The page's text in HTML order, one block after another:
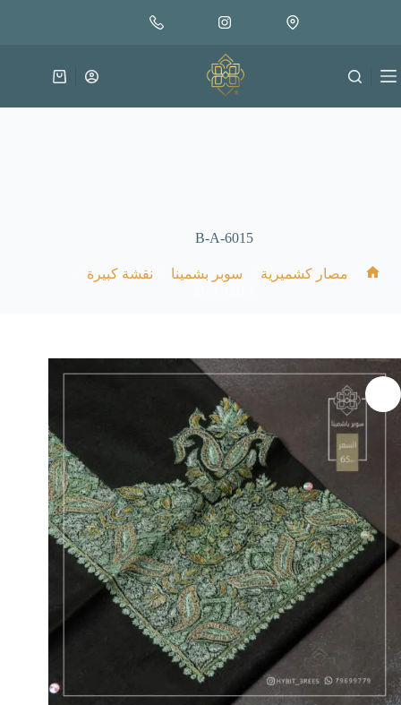
متوفر في المخزون
إضافة إلى السلة
عربة
B-A-6015
مصار كشميرية سوبر بشمينا نقشة كبيرة